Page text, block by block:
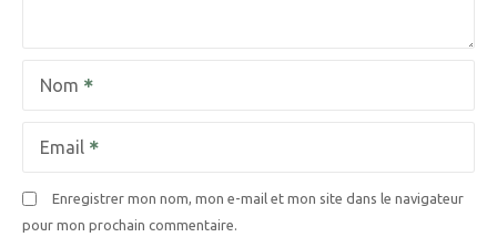
Nom
Email
Enregistrer mon nom, mon e-mail et mon site dans le navigateur
pour mon prochain commentaire.